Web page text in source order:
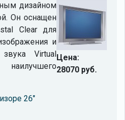
Цена:
28070 руб.
дизайном
Он оснащен
Clear для
и
Virtual
26"